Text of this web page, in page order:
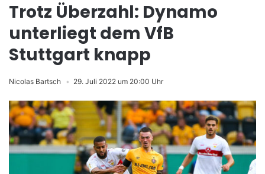
Trotz Überzahl: Dynamo
unterliegt dem VfB
Stuttgart knapp
Nicolas Bartsch 29. Juli 2022 um 20:00 Uhr